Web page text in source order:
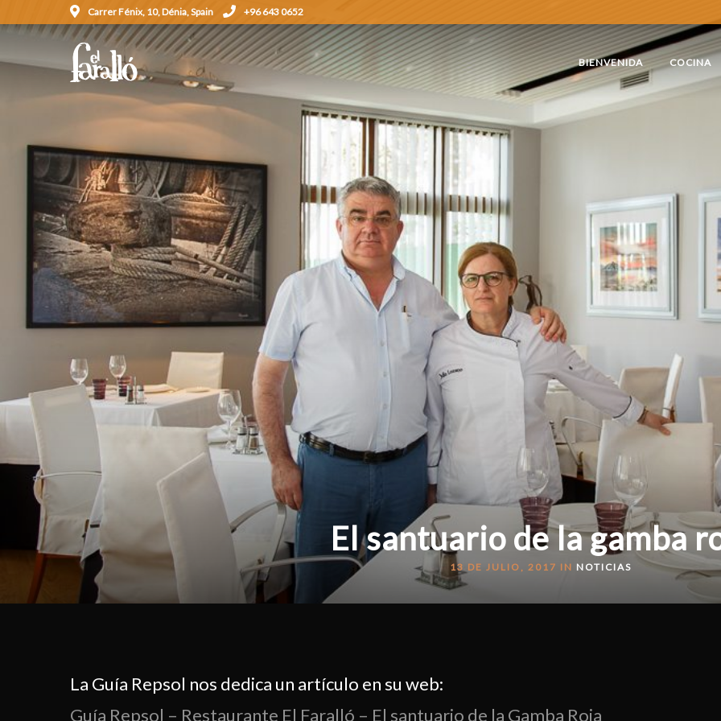
Carrer Fénix, 10, Dénia, Spain +96 643 0652
BIENVENIDA COCINA
El santuario de la gamba
13 DE JULIO, 2017 IN NOTICIAS
La Guía Repsol nos dedica un artículo en su web:
Guía Repsol – Restaurante El Faralló – El santuario de la Gamba Roja